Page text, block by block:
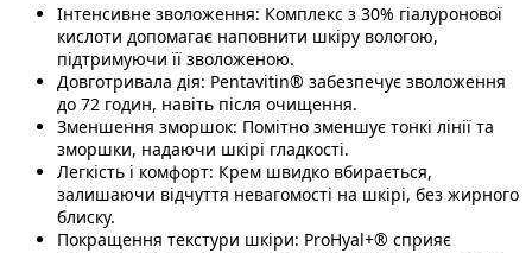
Інтенсивне зволоження: Комплекс з 30% гіалуронової
кислоти допомагає наповнити шкіру вологою,
підтримуючи її зволоженою.
Довготривала дія: Pentavitin® забезпечує зволоження
до 72 годин, навіть після очищення.
Зменшення зморшок: Помітно зменшує тонкі лінії та
зморшки, надаючи шкірі гладкості.
Легкість і комфорт: Крем швидко вбирається,
залишаючи відчуття невагомості на шкірі, без жирного
блиску.
Покращення текстури шкіри: ProHyal+® сприяє